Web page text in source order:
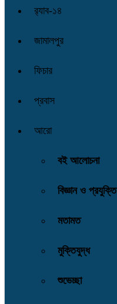
র‌্যাব-১৪
জামালপুর
ফিচার
প্রবাস
আরো
বই আলোচনা
বিজ্ঞান ও প্রযুক্তি
মতামত
মুক্তিযুদ্ধ
শুভেচ্ছা